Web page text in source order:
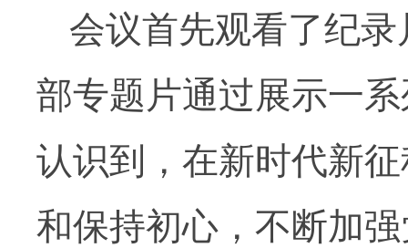
会议首先观看了纪
部专题片通过展示一
认识到，在新时代新
和保持初心，不断加